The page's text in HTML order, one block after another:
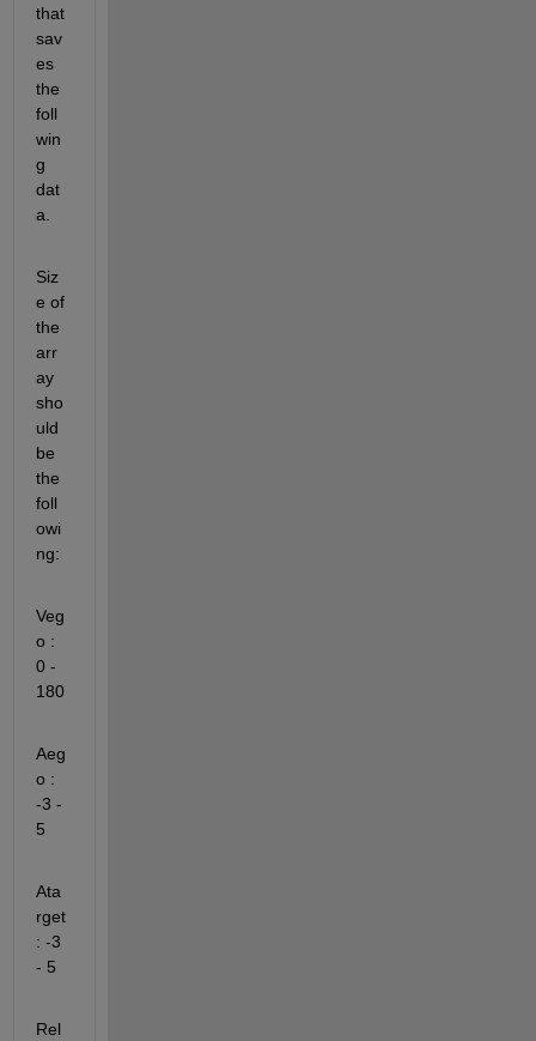
that
sav
es
the
foll
win
g
dat
a.
Siz
e of
the
arr
ay
sho
uld
be
the
foll
owi
ng:
Veg
o :
0 -
180
Aeg
o :
-3 -
5
Ata
rget
: -3
- 5
Rel